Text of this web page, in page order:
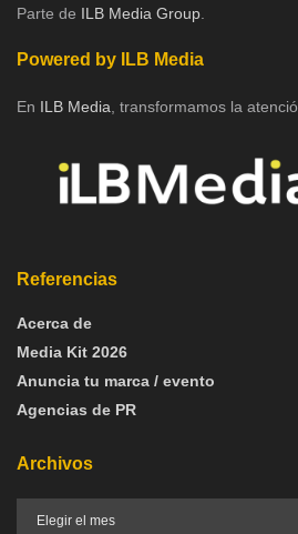
Parte de ILB Media Group
Powered by ILB Media
En ILB Media , transformamos la
Referencias
Acerca de
Media Kit 2026
Anuncia tu marca / evento
Agencias de PR
Archivos